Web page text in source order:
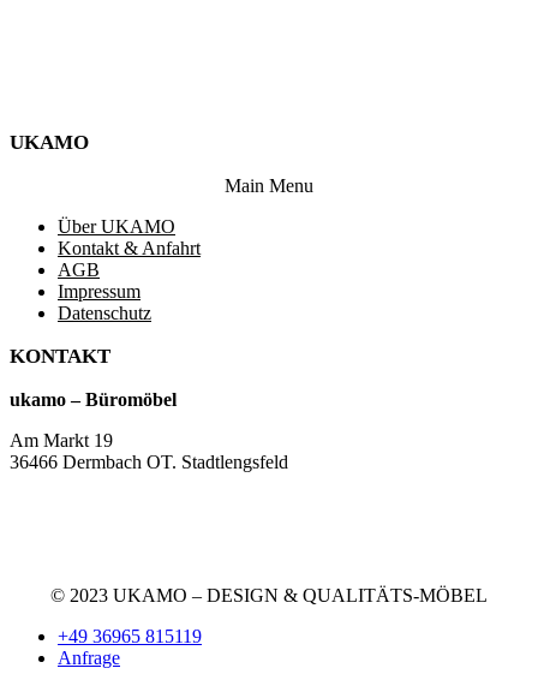
UKAMO
Main Menu
Über UKAMO
Kontakt & Anfahrt
AGB
Impressum
Datenschutz
KONTAKT
ukamo – Büromöbel
Am Markt 19
36466 Dermbach OT. Stadtlengsfeld
© 2023 UKAMO – DESIGN & QUALITÄTS-MÖBEL
+49 36965 815119
Anfrage